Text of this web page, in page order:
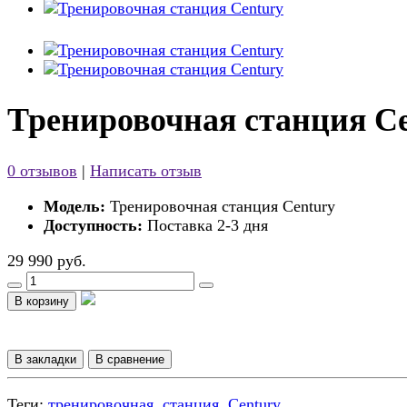
Тренировочная станция
0 отзывов | Написать отзыв
Модель: Тренировочная станция Century
Доступность: Поставка 2-3 дня
29 990 руб.
В корзину
В закладки В сравнение